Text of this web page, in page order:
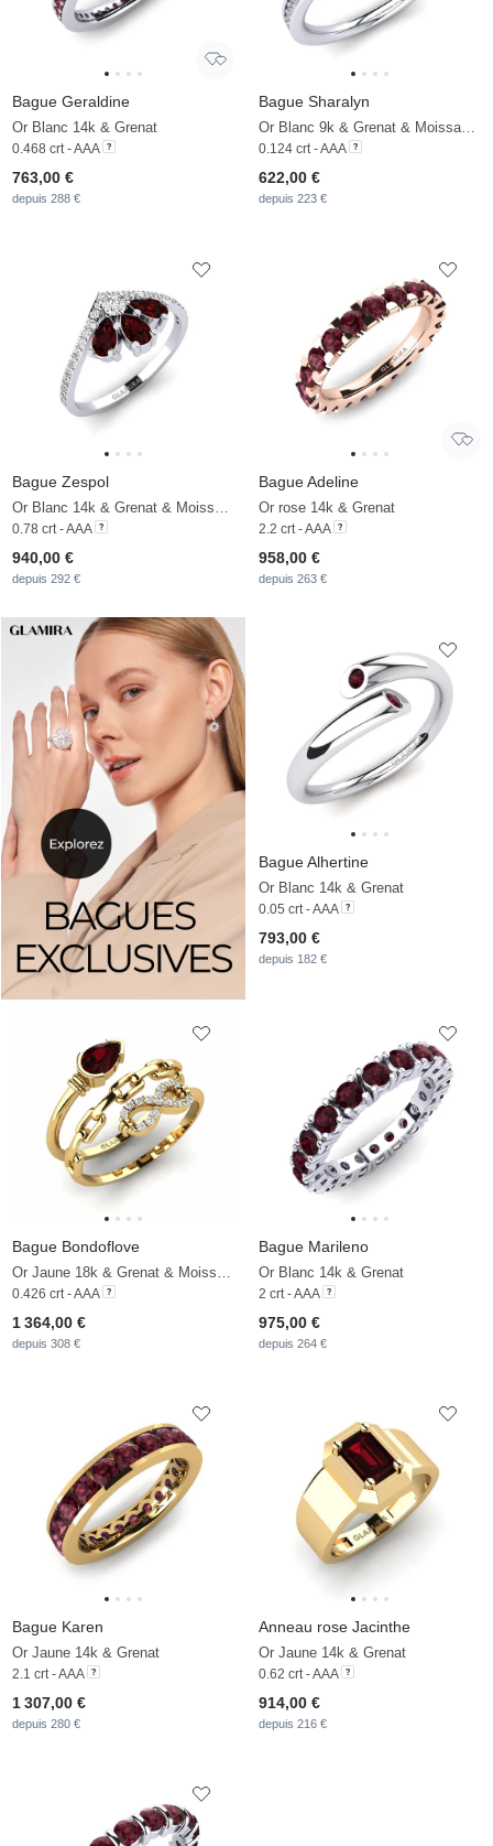
Bague Geraldine
Or Blanc 14k & Grenat
0.468 crt - AAA
763,00 €
depuis 288 €
Bague Sharalyn
0.124 crt - AAA
622,00 €
depuis 223 €
Bague Zespol
0.78 crt - AAA
940,00 €
depuis 292 €
Bague Adeline
Or rose 14k & Grenat
2.2 crt - AAA
958,00 €
depuis 263 €
Bague Alhertine
Or Blanc 14k & Grenat
0.05 crt - AAA
793,00 €
depuis 182 €
Bague Bondoflove
0.426 crt - AAA
1 364,00 €
depuis 308 €
Bague Marileno
Or Blanc 14k & Grenat
2 crt - AAA
975,00 €
depuis 264 €
Bague Karen
Or Jaune 14k & Grenat
2.1 crt - AAA
1 307,00 €
depuis 280 €
Anneau rose Jacinthe
Or Jaune 14k & Grenat
0.62 crt - AAA
914,00 €
depuis 216 €